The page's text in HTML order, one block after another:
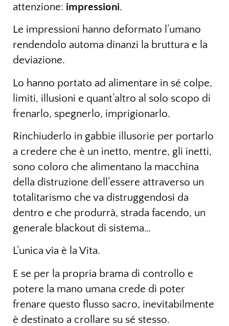
attenzione: impressioni.
Le impressioni hanno deformato l’umano
rendendolo automa dinanzi la bruttura e la
deviazione.
Lo hanno portato ad alimentare in sé colpe,
limiti, illusioni e quant’altro al solo scopo di
frenarlo, spegnerlo, imprigionarlo.
Rinchiuderlo in gabbie illusorie per portarlo
a credere che è un inetto, mentre, gli inetti,
sono coloro che alimentano la macchina
della distruzione dell’essere attraverso un
totalitarismo che va distruggendosi da
dentro e che produrrà, strada facendo, un
generale blackout di sistema…
L’unica via è la Vita.
E se per la propria brama di controllo e
potere la mano umana crede di poter
frenare questo flusso sacro, inevitabilmente
è destinato a crollare su sé stesso.